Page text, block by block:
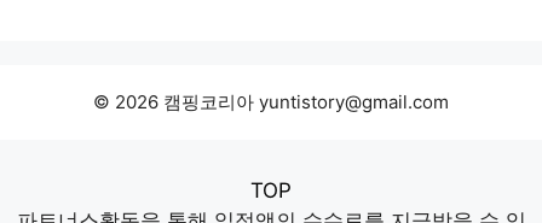
© 2026 캠핑코리아 yuntistory@gmail.com
TOP